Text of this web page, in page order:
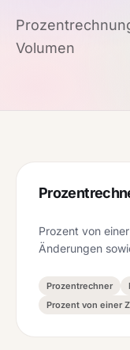
Volumen
Prozent von
Änderungen
Prozentrechner
Prozent von einer